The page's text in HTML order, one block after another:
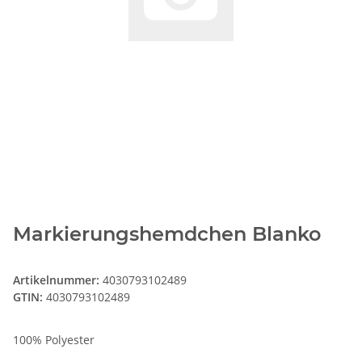
Markierungshemdchen Blanko
Artikelnummer: 4030793102489
GTIN: 4030793102489
100% Polyester